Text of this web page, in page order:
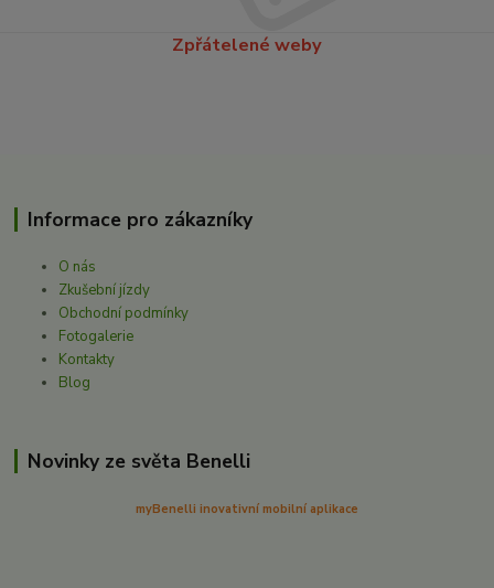
Zpřátelené weby
Informace pro zákazníky
O nás
Zkušební jízdy
Obchodní podmínky
Fotogalerie
Kontakty
Blog
Novinky ze světa Benelli
myBenelli inovativní mobilní aplikace